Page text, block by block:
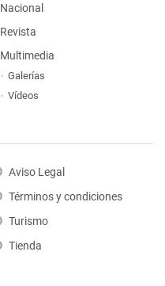
Nacional
Revista
Multimedia
Galerías
Vídeos
Aviso Legal
Términos y condiciones
Turismo
Tienda